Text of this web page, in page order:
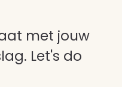
met jouw
Let's do